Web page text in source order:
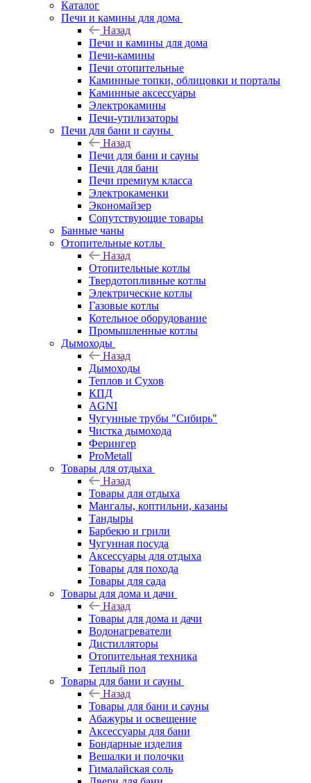
Каталог
Печи и камины для дома
Назад
Печи и камины для дома
Печи-камины
Печи отопительные
Каминные топки, облицовки и порталы
Каминные аксессуары
Электрокамины
Печи-утилизаторы
Печи для бани и сауны
Назад
Печи для бани и сауны
Печи для бани
Печи премиум класса
Электрокаменки
Экономайзер
Сопутствующие товары
Банные чаны
Отопительные котлы
Назад
Отопительные котлы
Твердотопливные котлы
Электрические котлы
Газовые котлы
Котельное оборудование
Промышленные котлы
Дымоходы
Назад
Дымоходы
Теплов и Сухов
КПД
AGNI
Чугунные трубы "Сибирь"
Чистка дымохода
Ферингер
ProMetall
Товары для отдыха
Назад
Товары для отдыха
Мангалы, коптильни, казаны
Тандыры
Барбекю и грили
Чугунная посуда
Аксессуары для отдыха
Товары для похода
Товары для сада
Товары для дома и дачи
Назад
Товары для дома и дачи
Водонагреватели
Дистилляторы
Отопительная техника
Теплый пол
Товары для бани и сауны
Назад
Товары для бани и сауны
Абажуры и освещение
Аксессуары для бани
Бондарные изделия
Вешалки и полочки
Гималайская соль